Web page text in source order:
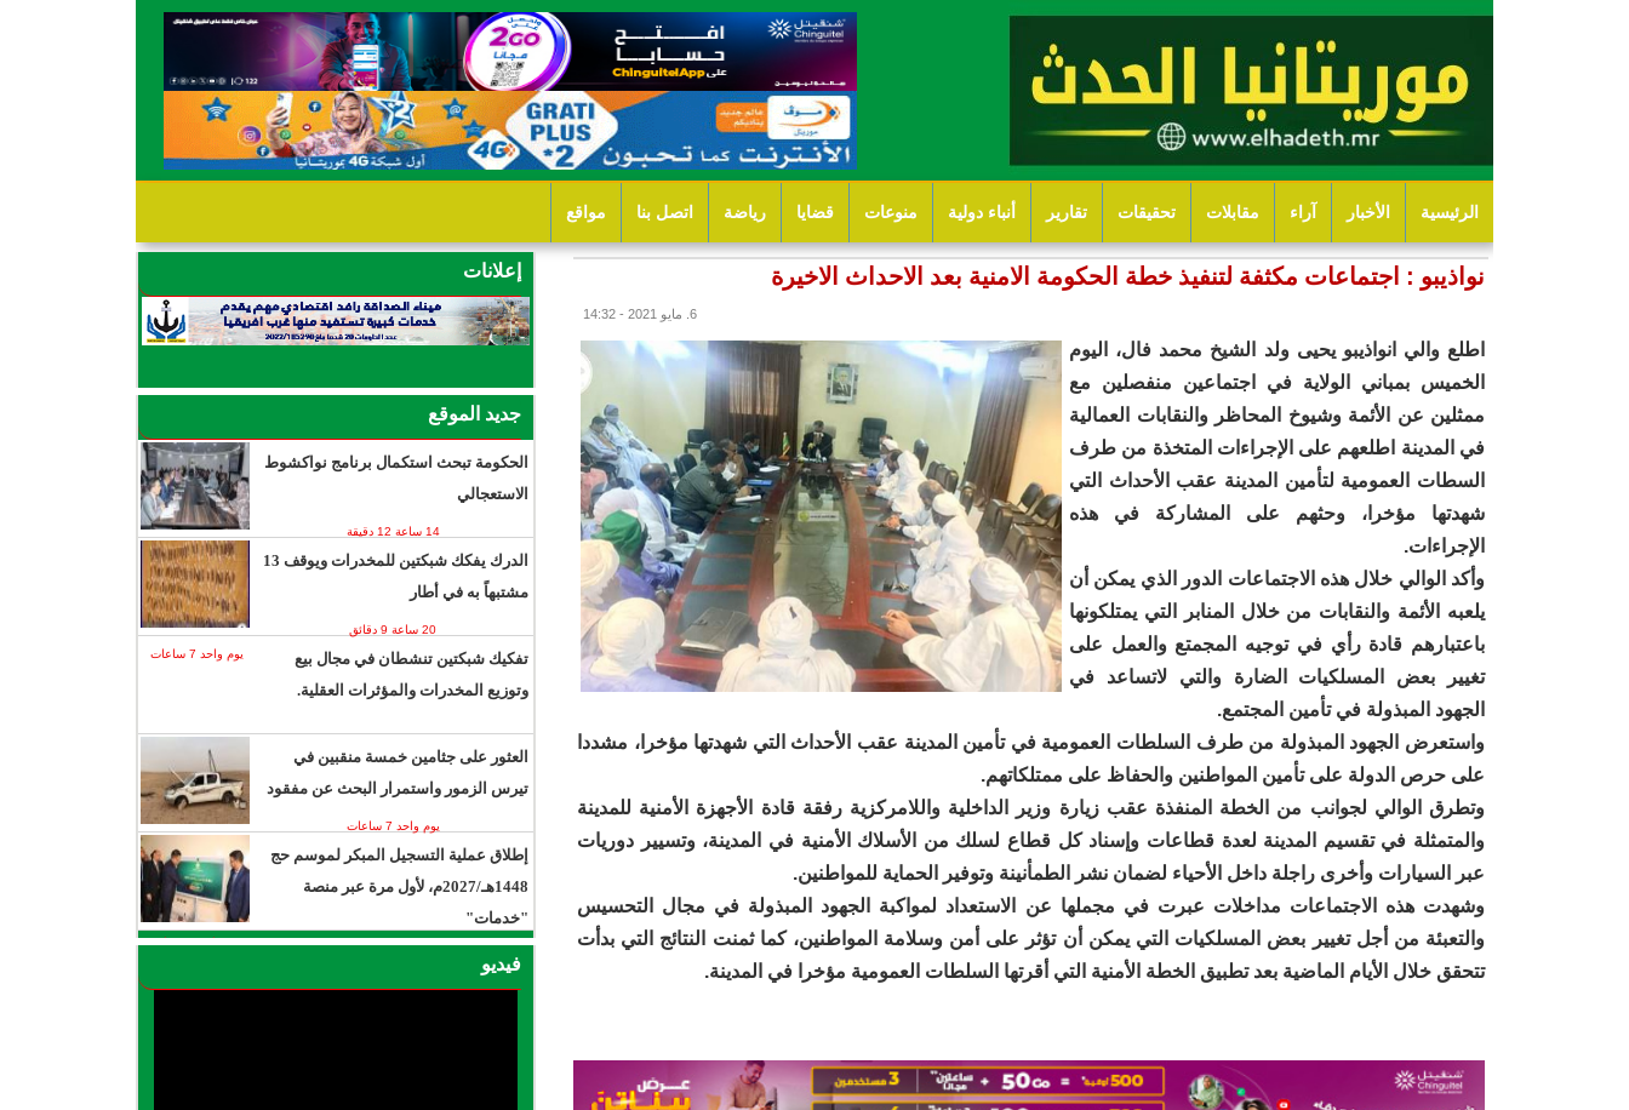
الرئيسية الأخبار آراء مقابلات تحقيقات تقارير أنباء دولية منوعات قضايا رياضة اتصل بنا مواقع
نواذيبو : اجتماعات مكثفة لتنفيذ خطة الحكومة الامنية بعد الاحداث الاخيرة
6. مايو 2021 - 14:32
اطلع والي انواذيبو يحيى ولد الشيخ محمد فال، اليوم
الخميس بمباني الولاية في اجتماعين منفصلين مع
ممثلين عن الأئمة وشيوخ المحاظر والنقابات العمالية
في المدينة اطلعهم على الإجراءات المتخذة من طرف
السطات العمومية لتأمين المدينة عقب الأحداث التي
شهدتها مؤخرا، وحثهم على المشاركة في هذه
الإجراءات.
وأكد الوالي خلال هذه الاجتماعات الدور الذي يمكن أن
يلعبه الأئمة والنقابات من خلال المنابر التي يمتلكونها
باعتبارهم قادة رأي في توجيه المجمتع والعمل على
تغيير بعض المسلكيات الضارة والتي لاتساعد في
الجهود المبذولة في تأمين المجتمع.
واستعرض الجهود المبذولة من طرف السلطات العمومية في تأمين المدينة عقب الأحداث التي شهدتها مؤخرا، مشددا
على حرص الدولة على تأمين المواطنين والحفاظ على ممتلكاتهم.
وتطرق الوالي لجوانب من الخطة المنفذة عقب زيارة وزير الداخلية واللامركزية رفقة قادة الأجهزة الأمنية للمدينة
والمتمثلة في تقسيم المدينة لعدة قطاعات وإسناد كل قطاع لسلك من الأسلاك الأمنية في المدينة، وتسيير دوريات
عبر السيارات وأخرى راجلة داخل الأحياء لضمان نشر الطمأنينة وتوفير الحماية للمواطنين.
وشهدت هذه الاجتماعات مداخلات عبرت في مجملها عن الاستعداد لمواكبة الجهود المبذولة في مجال التحسيس
والتعبئة من أجل تغيير بعض المسلكيات التي يمكن أن تؤثر على أمن وسلامة المواطنين، كما ثمنت النتائج التي بدأت
تتحقق خلال الأيام الماضية بعد تطبيق الخطة الأمنية التي أقرتها السلطات العمومية مؤخرا في المدينة.
إعلانات
جديد الموقع
الحكومة تبحث استكمال برنامج نواكشوط
الاستعجالي
14 ساعة 12 دقيقة
الدرك يفكك شبكتين للمخدرات ويوقف 13
مشتبهاً به في أطار
20 ساعة 9 دقائق
تفكيك شبكتين تنشطان في مجال بيع
وتوزيع المخدرات والمؤثرات العقلية.
يوم واحد 7 ساعات
العثور على جثامين خمسة منقبين في
تيرس الزمور واستمرار البحث عن مفقود
يوم واحد 7 ساعات
إطلاق عملية التسجيل المبكر لموسم حج
1448هـ/2027م، لأول مرة عبر منصة
"خدمات"
يوم واحد 14 ساعة
فيديو